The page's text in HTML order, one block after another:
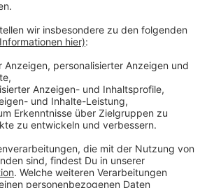
sind mit anderen Gruppen in
Gruppe "Steeler Jungs". Der
kommt, wie die Mehrheit
dem Hooligan- und Rockermilieu.
der Hooligan-Gruppe "Alte Garde
Innenministerium in einem Bericht
Mitglieder haben einen Bezug